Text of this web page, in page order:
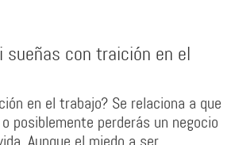
sueñas con traición en el
en el trabajo? Se relaciona a que
posiblemente perderás un negocio